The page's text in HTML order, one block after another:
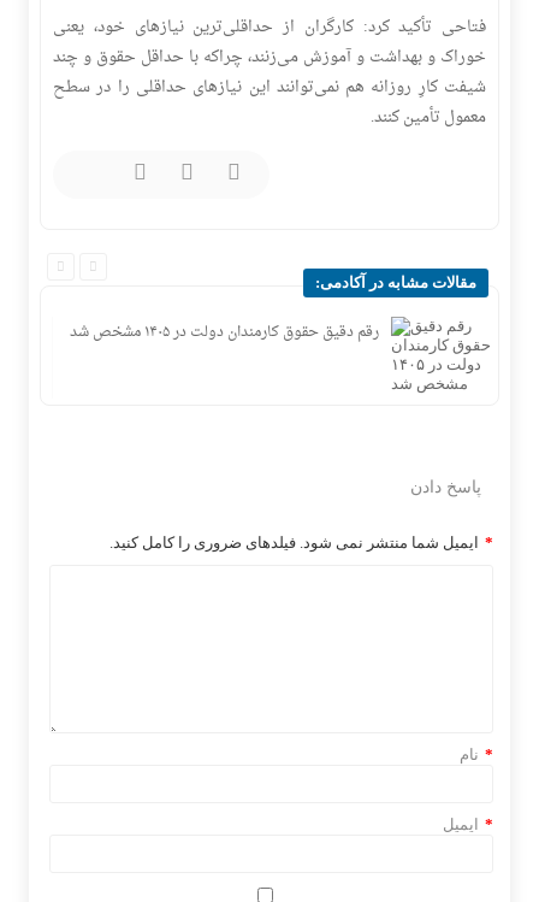
فتاحی تأکید کرد: کارگران از حداقلی‌ترین نیازهای خود، یعنی
خوراک و بهداشت و آموزش می‌زنند، چراکه با حداقل حقوق و چند
شیفت کارِ روزانه هم نمی‌توانند این نیازهای حداقلی را در سطح
معمول تأمین کنند.
مقالات مشابه در آکادمی:
رقم دقیق حقوق کارمندان دولت در ۱۴۰۵ مشخص شد
پاسخ دادن
ایمیل شما منتشر نمی شود. فیلدهای ضروری را کامل کنید. *
نام *
ایمیل *